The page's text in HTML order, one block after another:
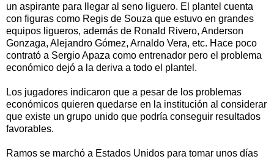
un aspirante para llegar al seno liguero. El plantel cuenta
con figuras como Regis de Souza que estuvo en grandes
equipos ligueros, además de Ronald Rivero, Anderson
Gonzaga, Alejandro Gómez, Arnaldo Vera, etc. Hace poco
contrató a Sergio Apaza como entrenador pero el problema
económico dejó a la deriva a todo el plantel.
Los jugadores indicaron que a pesar de los problemas
económicos quieren quedarse en la institución al considerar
que existe un grupo unido que podría conseguir resultados
favorables.
Ramos se marchó a Estados Unidos para tomar unos días